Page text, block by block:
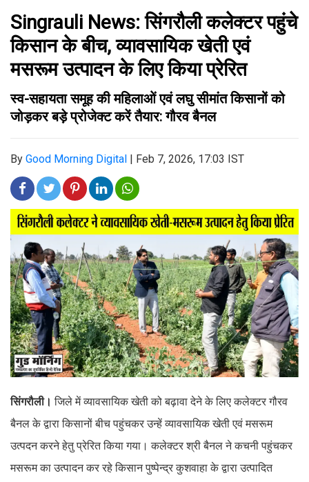
Singrauli News: सिंगरौली कलेक्टर पहुंचे
किसान के बीच, व्यावसायिक खेती एवं
मसरूम उत्पादन के लिए किया प्रेरित
स्व-सहायता समूह की महिलाओं एवं लघु सीमांत किसानों को
जोड़कर बड़े प्रोजेक्ट करें तैयार: गौरव बैनल
By Good Morning Digital | Feb 7, 2026, 17:03 IST
सिंगरौली।जिले में व्यावसायिक खेती को बढ़ावा देने के लिए कलेक्टर गौरव
बैनल के द्वारा किसानों बीच पहुंचकर उन्हें व्यावसायिक खेती एवं मसरूम
उत्पदन करने हेतु प्रेरित किया गया। कलेक्टर श्री बैनल ने कचनी पहुंचकर
मसरूम का उत्पादन कर रहे किसान पुष्पेन्द्र कुशवाहा के द्वारा उत्पादित